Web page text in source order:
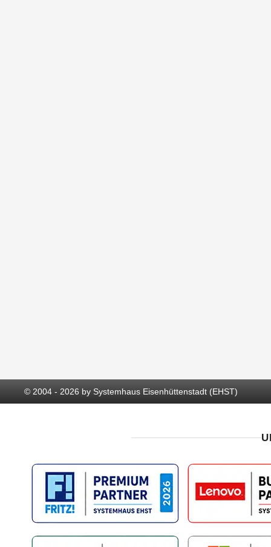
© 2004 - 2026 by Systemhaus Eisenhüttenstadt (EHST)